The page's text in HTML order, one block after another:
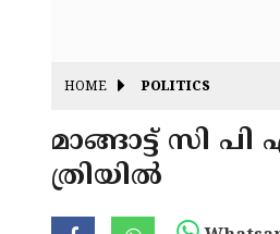
HOME POLITICS
മാങ്ങാട്ട് സി
ത്രിയില്‍